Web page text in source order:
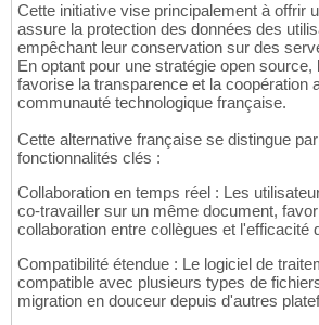
Cette initiative vise principalement à offrir
assure la protection des données des
empêchant leur conservation sur des
En optant pour une stratégie open source,
favorise la transparence et la coopération
communauté technologique française.
Cette alternative française se distingue
fonctionnalités clés :
Collaboration en temps réel : Les
co-travailler sur un même document,
collaboration entre collègues et l'efficacité
Compatibilité étendue : Le logiciel de
compatible avec plusieurs types de
migration en douceur depuis d'autres